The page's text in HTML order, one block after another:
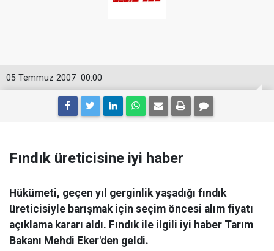
00:00
05 Temmuz 2007
Fındık üreticisine iyi haber
Hükümeti, geçen yıl gerginlik yaşadığı fındık
üreticisiyle barışmak için seçim öncesi alım fiyatı
açıklama kararı aldı. Fındık ile ilgili iyi haber Tarım
Bakanı Mehdi Eker'den geldi.